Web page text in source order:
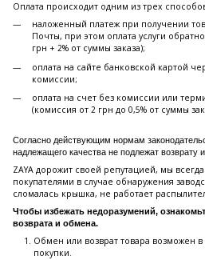
Оплата происходит одним из трех
наложенный платеж при получении
Почты, при этом оплата услуги
грн + 2% от суммы заказа);
оплата на сайте банковской картой
комиссии;
оплата на счет без комиссии или
(комиссия от 2 грн до 0,5% от суммы
Согласно действующим нормам
надлежащего качества не подлежат возврату
ZAYA дорожит своей репутацией, мы
покупателями в случае обнаружения
сломалась крышка, не работает
Чтобы избежать недоразумений,
возврата и обмена.
Обмен или возврат товара возможен
покупки.